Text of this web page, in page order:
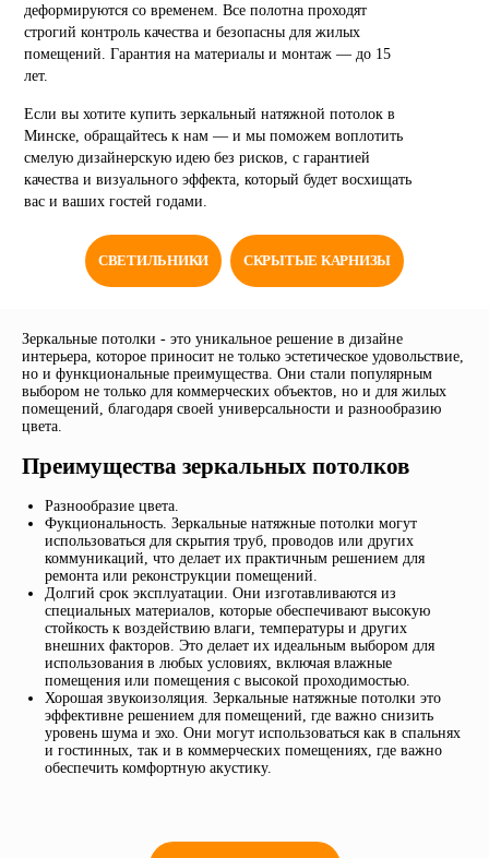
деформируются со временем. Все полотна проходят
строгий контроль качества и безопасны для жилых
помещений. Гарантия на материалы и монтаж — до 15
лет.
Если вы хотите купить зеркальный натяжной потолок в
Минске, обращайтесь к нам — и мы поможем воплотить
смелую дизайнерскую идею без рисков, с гарантией
качества и визуального эффекта, который будет восхищать
вас и ваших гостей годами.
СВЕТИЛЬНИКИ СКРЫТЫЕ КАРНИЗЫ
Зеркальные потолки - это уникальное решение в дизайне
интерьера, которое приносит не только эстетическое удовольствие,
но и функциональные преимущества. Они стали популярным
выбором не только для коммерческих объектов, но и для жилых
помещений, благодаря своей универсальности и разнообразию
цвета.
Преимущества зеркальных потолков
Разнообразие цвета.
Фукциональность. Зеркальные натяжные потолки могут
использоваться для скрытия труб, проводов или других
коммуникаций, что делает их практичным решением для
ремонта или реконструкции помещений.
Долгий срок эксплуатации. Они изготавливаются из
специальных материалов, которые обеспечивают высокую
стойкость к воздействию влаги, температуры и других
внешних факторов. Это делает их идеальным выбором для
использования в любых условиях, включая влажные
помещения или помещения с высокой проходимостью.
Хорошая звукоизоляция. Зеркальные натяжные потолки это
эффективне решением для помещений, где важно снизить
уровень шума и эхо. Они могут использоваться как в спальнях
и гостинных, так и в коммерческих помещениях, где важно
обеспечить комфортную акустику.